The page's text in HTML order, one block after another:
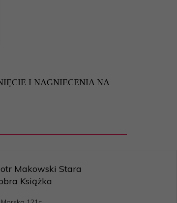
I NAGNIECENIA NA
Makowski Stara
Książka